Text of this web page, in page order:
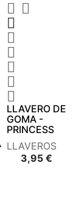
 






LLAVERO DE
GOMA -
PRINCESS
LLAVEROS
3,95 €